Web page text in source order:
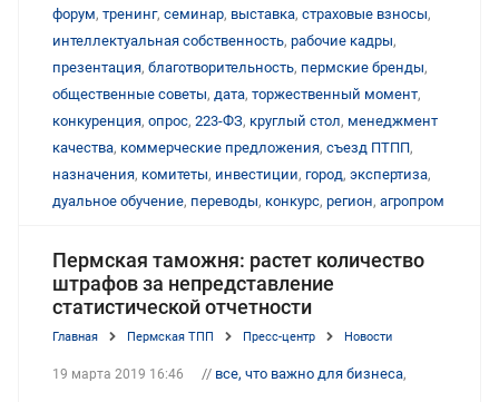
форум, тренинг, семинар, выставка, страховые взносы,
интеллектуальная собственность, рабочие кадры,
презентация, благотворительность, пермские бренды,
общественные советы, дата, торжественный момент,
конкуренция, опрос, 223-ФЗ, круглый стол, менеджмент
качества, коммерческие предложения, съезд ПТПП,
назначения, комитеты, инвестиции, город, экспертиза,
дуальное обучение, переводы, конкурс, регион, агропром
Пермская таможня: растет количество
штрафов за непредставление
статистической отчетности
Главная Пермская ТПП Пресс-центр Новости
19 марта 2019 16:46 // все, что важно для бизнеса,